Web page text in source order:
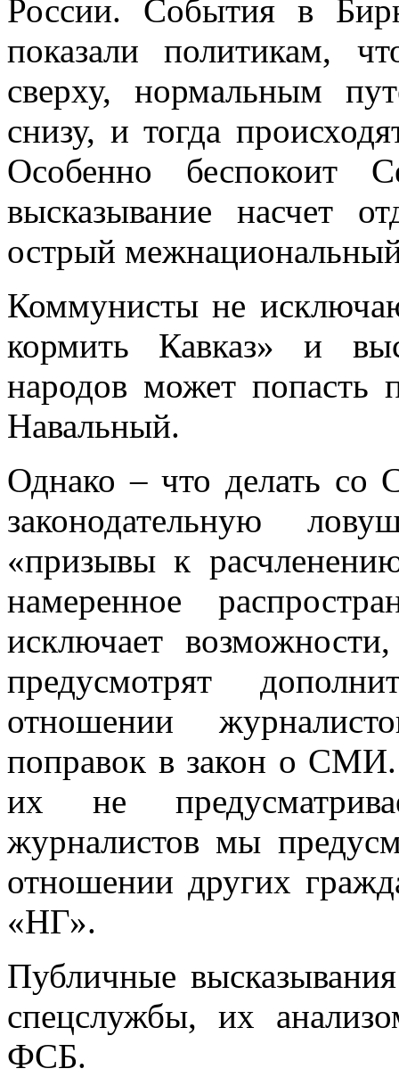
России. События в
показали политикам,
сверху, нормальным
снизу, и тогда
Особенно беспокоит
высказывание насчет
острый
Коммунисты не
кормить Кавказ» и
народов может попасть
Навальный.
Однако – что делать со
законодательную
«призывы к
намеренное
исключает
предусмотрят
отношении
поправок в закон о
их не
журналистов мы
отношении других
«НГ».
Публичные
спецслужбы, их
ФСБ.